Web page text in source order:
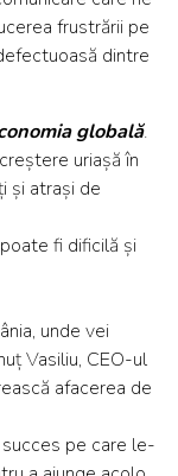
frustrării pe
dintre
globală.
uriașă în
și atrași de
fi dificilă și
unde vei
Vasiliu, CEO-ul
afacerea de
pe care le-